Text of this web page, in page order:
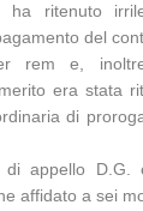
ritenuto
del
rem e,
era stata
di
di appello D.G.
affidato a sei